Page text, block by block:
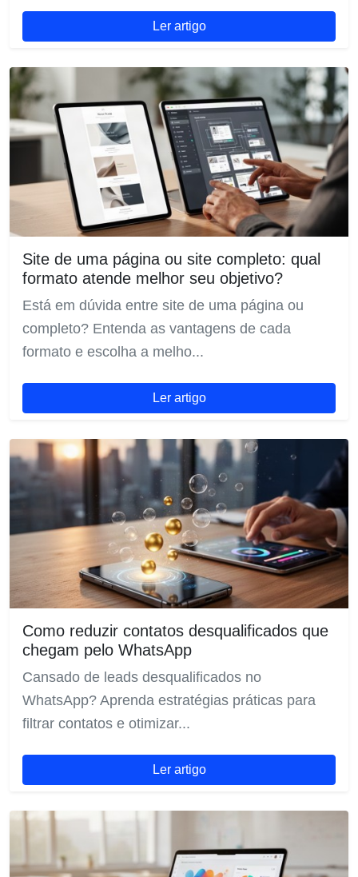
Ler artigo
Site de uma página ou site completo: qual
formato atende melhor seu objetivo?
Está em dúvida entre site de uma página ou
completo? Entenda as vantagens de cada
formato e escolha a melho...
Ler artigo
Como reduzir contatos desqualificados que
chegam pelo WhatsApp
Cansado de leads desqualificados no
WhatsApp? Aprenda estratégias práticas para
filtrar contatos e otimizar...
Ler artigo